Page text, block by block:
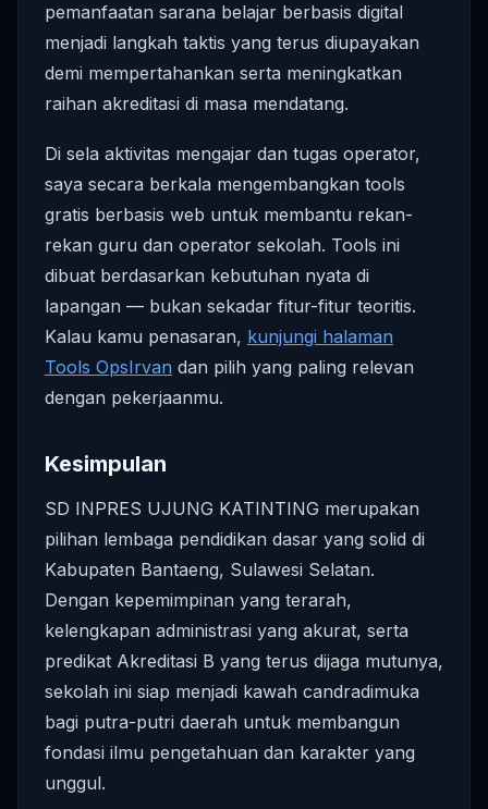
pemanfaatan sarana belajar berbasis digital
menjadi langkah taktis yang terus diupayakan
demi mempertahankan serta meningkatkan
raihan akreditasi di masa mendatang.
Di sela aktivitas mengajar dan tugas operator,
saya secara berkala mengembangkan tools
gratis berbasis web untuk membantu rekan-
rekan guru dan operator sekolah. Tools ini
dibuat berdasarkan kebutuhan nyata di
lapangan — bukan sekadar fitur-fitur teoritis.
Kalau kamu penasaran, kunjungi halaman
Tools OpsIrvan dan pilih yang paling relevan
dengan pekerjaanmu.
Kesimpulan
SD INPRES UJUNG KATINTING merupakan
pilihan lembaga pendidikan dasar yang solid di
Kabupaten Bantaeng, Sulawesi Selatan.
Dengan kepemimpinan yang terarah,
kelengkapan administrasi yang akurat, serta
predikat Akreditasi B yang terus dijaga mutunya,
sekolah ini siap menjadi kawah candradimuka
bagi putra-putri daerah untuk membangun
fondasi ilmu pengetahuan dan karakter yang
unggul.